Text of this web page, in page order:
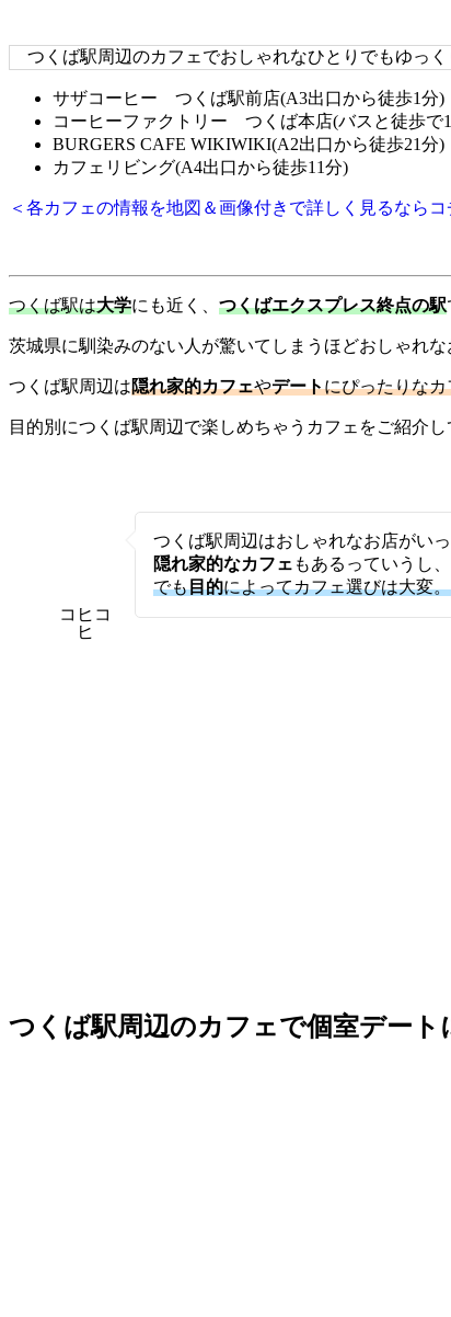
つくば駅周辺のカフェでおしゃれなひとりでもゆっく
サザコーヒー つくば駅前店(A3出口から徒歩1分)
コーヒーファクトリー つくば本店(バスと徒歩で
BURGERS CAFE WIKIWIKI(A2出口から徒歩21分)
カフェリビング(A4出口から徒歩11分)
＜各カフェの情報を地図＆画像付きで詳しく見るならコ
つくば駅は大学にも近く、 つくばエクスプレス終点の駅
茨城県に馴染みのない人が驚いてしまうほどおしゃれな
つくば駅周辺は隠れ家的カフェやデートにぴったりな
目的別につくば駅周辺で楽しめちゃうカフェをご紹介し
コヒコ
ヒ
つくば駅周辺はおしゃれなお店がいっ
隠れ家的なカフェ もあるっていうし、
でも目的によってカフェ選びは大変。
つくば駅周辺のカフェで個室デー